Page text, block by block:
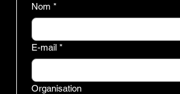
Nom *
E-mail *
Organisation